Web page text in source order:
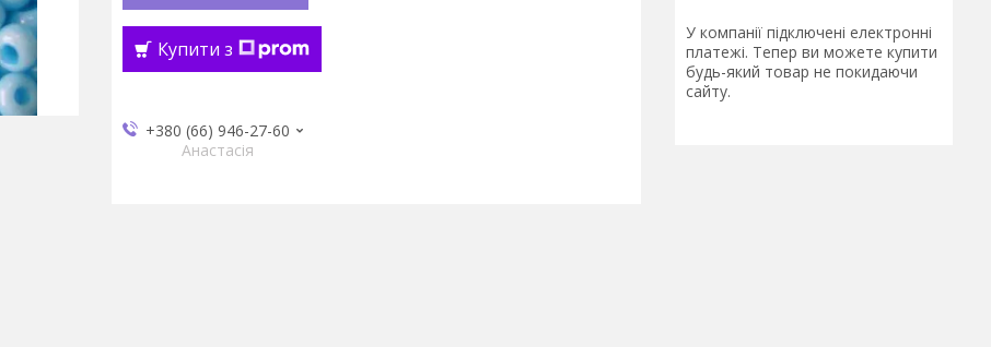
Купити з
+380 (66) 946-27-60
Анастасія
У компанії підключені електронні
платежі. Тепер ви можете купити
будь-який товар не покидаючи
сайту.